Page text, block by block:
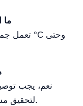
ما
نعم، يجب
لتحقيق مستوى الفراغ المطلوب بحسب التطبيق.